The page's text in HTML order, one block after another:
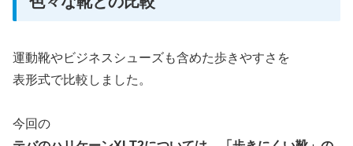
運動靴やビジネスシューズも含めた歩きやすさを
表形式で比較しました。
今回の